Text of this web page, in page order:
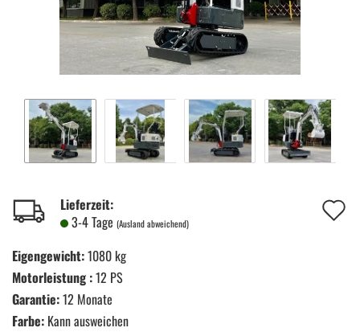
Lieferzeit:
3-4 Tage (Ausland abweichend)
Eigengewicht:1080 kg
Motorleistung :12 PS
Garantie:12 Monate
Farbe: Kann ausweichen